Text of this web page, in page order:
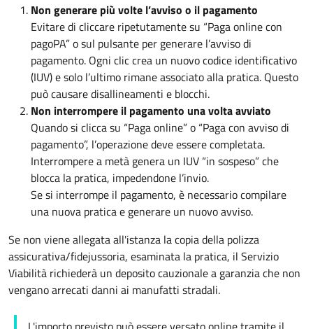
Non generare più volte l’avviso o il pagamento
Evitare di cliccare ripetutamente su “Paga online con
pagoPA” o sul pulsante per generare l’avviso di
pagamento. Ogni clic crea un nuovo codice identificativo
(IUV) e solo l’ultimo rimane associato alla pratica. Questo
può causare disallineamenti e blocchi.
Non interrompere il pagamento una volta avviato
Quando si clicca su “Paga online” o “Paga con avviso di
pagamento”, l’operazione deve essere completata.
Interrompere a metà genera un IUV “in sospeso” che
blocca la pratica, impedendone l’invio.
Se si interrompe il pagamento, è necessario compilare
una nuova pratica e generare un nuovo avviso.
Se non viene allegata all'istanza la copia della polizza
assicurativa/fidejussoria, esaminata la pratica, il Servizio
Viabilità richiederà un deposito cauzionale a garanzia che non
vengano arrecati danni ai manufatti stradali.